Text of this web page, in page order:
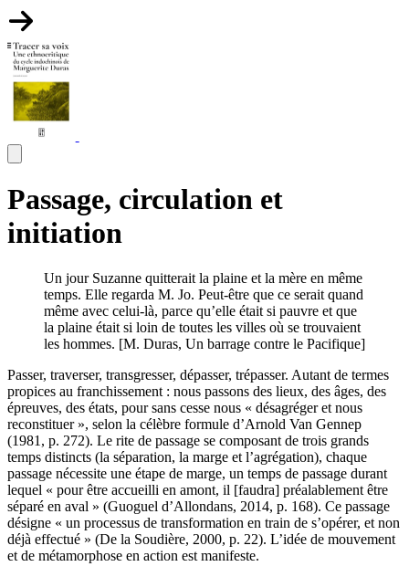
Passage, circulation et
initiation
Un jour Suzanne quitterait la plaine et la mère en même
temps. Elle regarda M. Jo. Peut-être que ce serait quand
même avec celui-là, parce qu’elle était si pauvre et que
la plaine était si loin de toutes les villes où se trouvaient
les hommes. [M. Duras, Un barrage contre le Pacifique]
Passer, traverser, transgresser, dépasser, trépasser. Autant de termes
propices au franchissement : nous passons des lieux, des âges, des
épreuves, des états, pour sans cesse nous « désagréger et nous
reconstituer », selon la célèbre formule d’Arnold Van Gennep
(1981, p. 272). Le rite de passage se composant de trois grands
temps distincts (la séparation, la marge et l’agrégation), chaque
passage nécessite une étape de marge, un temps de passage durant
lequel « pour être accueilli en amont, il [faudra] préalablement être
séparé en aval » (Guoguel d’Allondans, 2014, p. 168). Ce passage
désigne « un processus de transformation en train de s’opérer, et non
déjà effectué » (De la Soudière, 2000, p. 22). L’idée de mouvement
et de métamorphose en action est manifeste.